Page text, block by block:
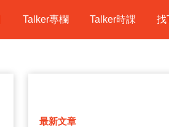
Talker專欄 Talker時課 找
最新文章